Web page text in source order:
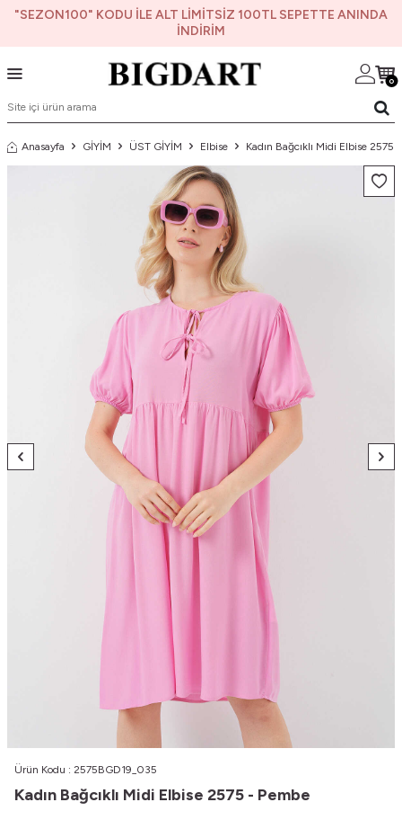
"SEZON100" KODU İLE ALT LİMİTSİZ 100TL SEPETTE ANINDA
İNDİRİM
0
Anasayfa GİYİM ÜST GİYİM Elbise Kadın Bağcıklı Midi Elbise 2575
Ürün Kodu : 2575BGD19_035
Kadın Bağcıklı Midi Elbise 2575 - Pembe